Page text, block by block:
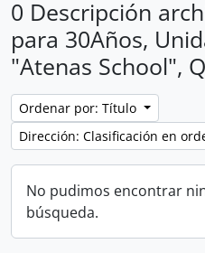
0 Descripción
para 30Años,
"Atenas School",
Ordenar por: Título
Dirección: Clasificación en
No pudimos encontrar
búsqueda.